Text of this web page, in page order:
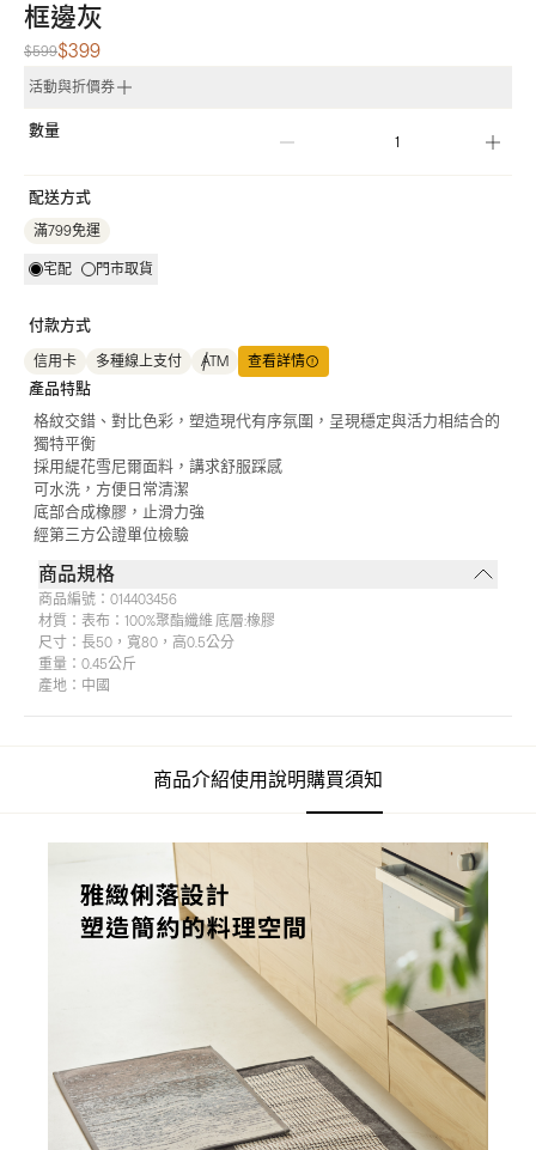
框邊灰
$599$399
活動與折價券
數量
配送方式
滿799免運
宅配 門市取貨
付款方式
信用卡 多種線上支付 ATM 查看詳情
產品特點
格紋交錯、對比色彩，塑造現代有序氛圍，呈現穩定與活力相結合的
獨特平衡
採用緹花雪尼爾面料，講求舒服踩感
可水洗，方便日常清潔
底部合成橡膠，止滑力強
經第三方公證單位檢驗
商品規格
商品編號： 014403456
材質： 表布：100%聚酯纖維 底層:橡膠
尺寸： 長50，寬80，高0.5公分
重量： 0.45公斤
產地： 中國
商品介紹使用說明購買須知